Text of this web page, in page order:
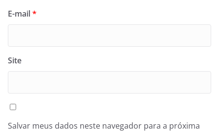
E-mail*
Site
Salvar meus dados neste navegador para a próxima